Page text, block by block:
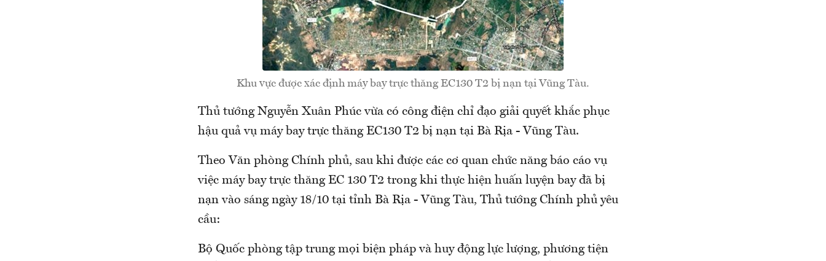
Khu vực được xác định máy bay trực thăng EC130 T2 bị nạn tại Vũng Tàu.
Thủ tướng Nguyễn Xuân Phúc vừa có công điện chỉ đạo giải quyết khắc phục
hậu quả vụ máy bay trực thăng EC130 T2 bị nạn tại Bà Rịa - Vũng Tàu.
Theo Văn phòng Chính phủ, sau khi được các cơ quan chức năng báo cáo vụ
việc máy bay trực thăng EC 130 T2 trong khi thực hiện huấn luyện bay đã bị
nạn vào sáng ngày 18/10 tại tỉnh Bà Rịa - Vũng Tàu, Thủ tướng Chính phủ yêu
cầu:
Bộ Quốc phòng tập trung mọi biện pháp và huy động lực lượng, phương tiện